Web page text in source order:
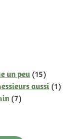
un peu (15)
aussi (1)
(7)